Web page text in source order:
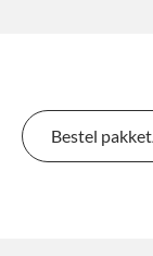
Bestel pakket